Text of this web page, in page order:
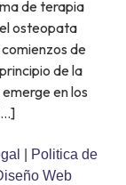
de terapia
osteopata
de
de la
en los
Politica de
Web